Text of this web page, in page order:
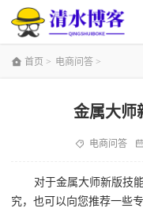
首页 > 电商问答 >
金属大师
电商问答
对于金属大师新版技
究，也可以向您推荐一些